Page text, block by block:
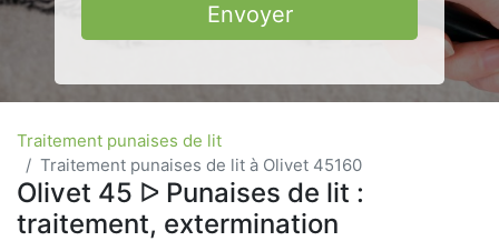
Envoyer
Traitement punaises de lit
Traitement punaises de lit à Olivet 45160
Olivet 45 ᐅ Punaises de lit :
traitement, extermination